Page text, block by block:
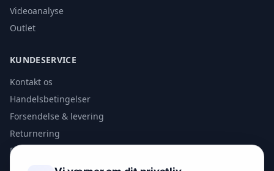
Videoanalyse
Outlet
KUNDESERVICE
Kontakt os
Handelsbetingelser
Forsendelse & levering
Returnering
Privatlivspolitik